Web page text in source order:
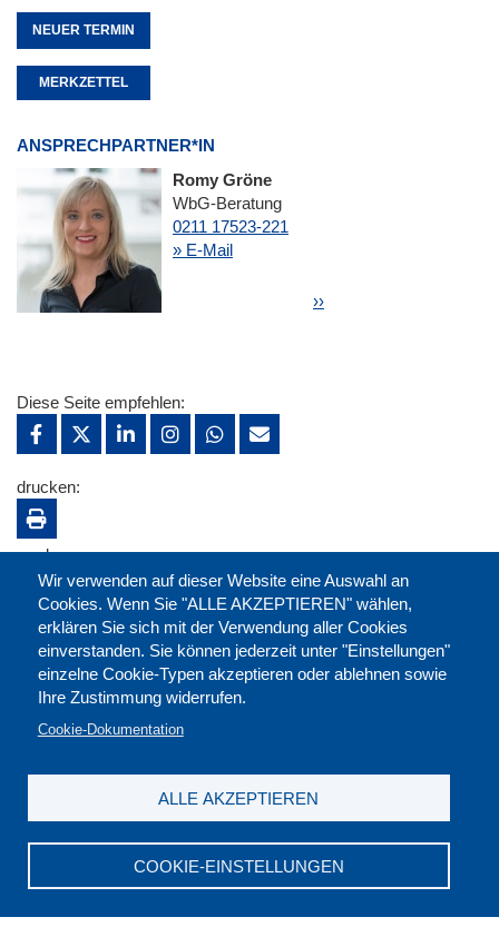
NEUER TERMIN
MERKZETTEL
ANSPRECHPARTNER*IN
Romy Gröne
WbG-Beratung
0211 17523-221
» E-Mail
SeitennummerierungNächste Seite
››
Wir verwenden auf dieser Website eine Auswahl an
Cookies. Wenn Sie "ALLE AKZEPTIEREN" wählen,
erklären Sie sich mit der Verwendung aller Cookies
einverstanden. Sie können jederzeit unter "Einstellungen"
einzelne Cookie-Typen akzeptieren oder ablehnen sowie
Ihre Zustimmung widerrufen.
Cookie-Dokumentation
COOKIE-EINSTELLUNGEN
ALLE AKZEPTIEREN
Diese Seite empfehlen:
drucken:
merken:
DGB-Bildungswerk NRW e.V. © 2026